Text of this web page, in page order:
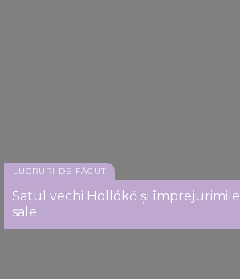
LUCRURI DE FĂCUT
Satul vechi Hollókő și împrejurimile
sale